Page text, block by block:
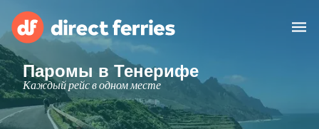
Операторы
Страны
Паромы в Тенерифе
Каждый рейс в одном месте